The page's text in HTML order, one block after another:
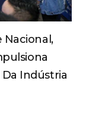
Indústria